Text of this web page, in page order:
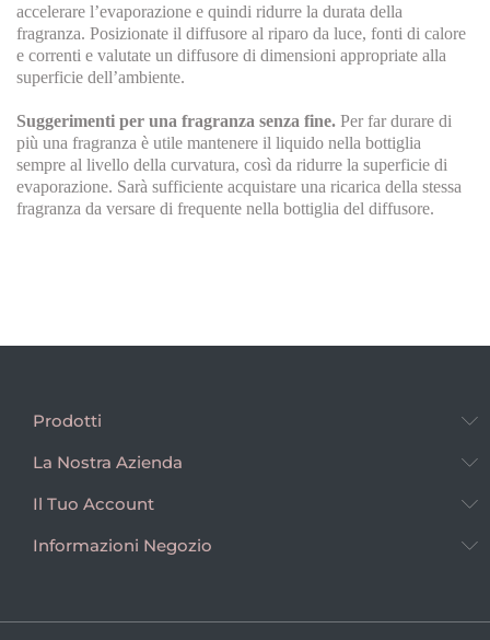
accelerare l’evaporazione e quindi ridurre la durata della
fragranza. Posizionate il diffusore al riparo da luce, fonti di calore
e correnti e valutate un diffusore di dimensioni appropriate alla
superficie dell’ambiente.
Suggerimenti per una fragranza senza fine. Per far durare di
più una fragranza è utile mantenere il liquido nella bottiglia
sempre al livello della curvatura, così da ridurre la superficie di
evaporazione. Sarà sufficiente acquistare una ricarica della stessa
fragranza da versare di frequente nella bottiglia del diffusore.
Prodotti
La Nostra Azienda
Il Tuo Account
Informazioni Negozio